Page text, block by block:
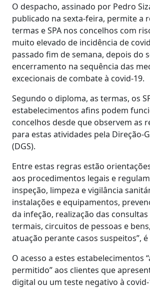
O despacho, assinado por Pedro
publicado na sexta-feira, permite a
termas e SPA nos concelhos com
muito elevado de incidência de
passado fim de semana, depois do
encerramento na sequência das
excecionais de combate à covid-19.
Segundo o diploma, as termas, os
estabelecimentos afins podem
concelhos desde que observem as
para estas atividades pela Direção-
(DGS).
Entre estas regras estão
aos procedimentos legais e
inspeção, limpeza e vigilância
instalações e equipamentos,
da infeção, realização das consultas
termais, circuitos de pessoas e
atuação perante casos suspeitos”,
O acesso a estes estabelecimentos
permitido” aos clientes que
digital ou um teste negativo à covid-